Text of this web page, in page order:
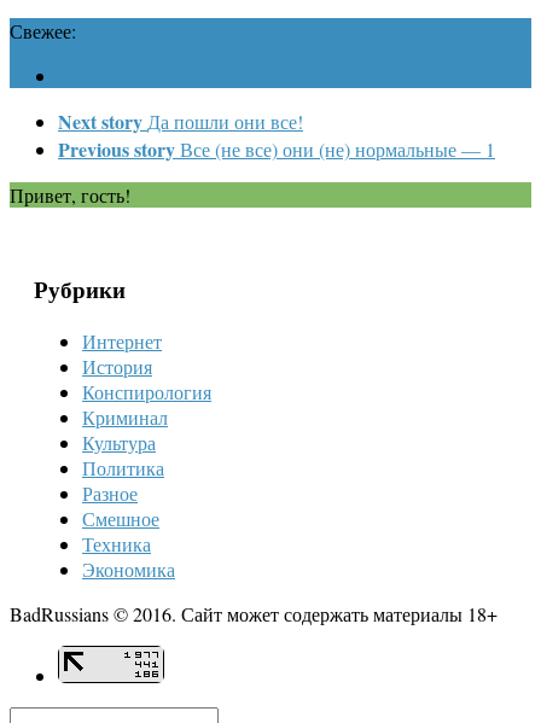
Свежее:
Next story Да пошли они все!
Previous storyВсе (не все) они (не) нормальные — 1
Привет, гость!
Рубрики
Интернет
История
Конспирология
Криминал
Культура
Политика
Разное
Смешное
Техника
Экономика
BadRussians © 2016. Сайт может содержать материалы 18+